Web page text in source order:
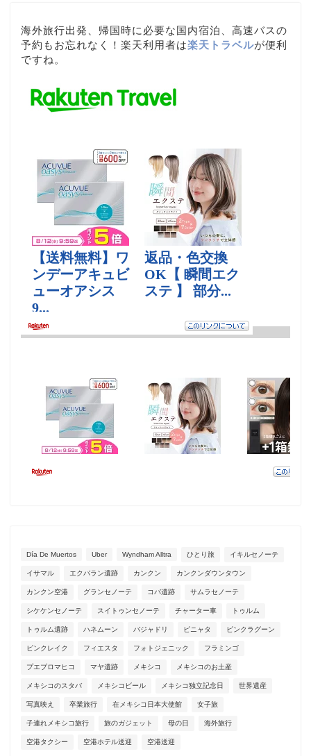
海外旅行出発、帰国時に必要な国内宿泊、高速バスの
予約もお忘れなく！楽天利用者は楽天トラベルが便利
ですね。
Día De Muertos Uber Wyndham Alltra ひとり旅 イキルセノーテ
イサマル エクバラン遺跡 カンクン カンクンダウンタウン
カンクン空港 グランセノーテ コバ遺跡 サムラセノーテ
シケケンセノーテ スイトゥンセノーテ チャーター車 トゥルム
トゥルム遺跡 ハネムーン バジャドリ ピニャタ ピンクラグーン
ピンクレイク フィエスタ フォトジェニック フラミンゴ
プエブロマヒコ マヤ遺跡 メキシコ メキシコのお土産
メキシコのスタバ メキシコビール メキシコ独立記念日 世界遺産
写真映え 卒業旅行 在メキシコ日本大使館 女子旅
子連れメキシコ旅行 旅のガジェット 母の日 海外旅行
空港タクシー 空港ホテル送迎 空港送迎